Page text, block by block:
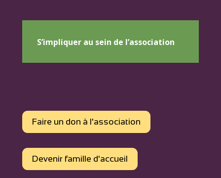
S’impliquer au sein de l’association
Faire un don à l'association
Devenir famille d'accueil